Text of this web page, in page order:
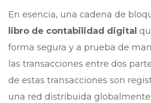
En esencia, una cadena de
libro de contabilidad digital
forma segura y a prueba de
las transacciones entre dos
de estas transacciones son
una red distribuida